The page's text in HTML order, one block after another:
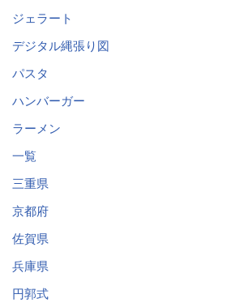
ジェラート
デジタル縄張り図
パスタ
ハンバーガー
ラーメン
一覧
三重県
京都府
佐賀県
兵庫県
円郭式